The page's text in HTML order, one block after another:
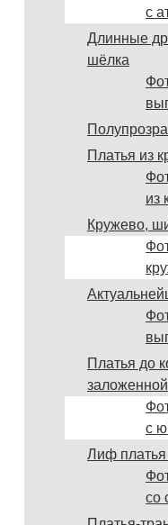
с
Длинные
шёлка
Платья из
из
Кружево,
Платья до
с
Лиф
со